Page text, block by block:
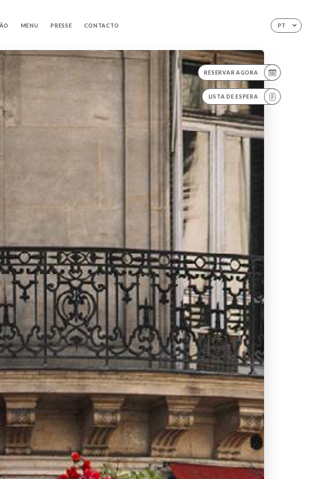
PT
MENU PRESSE CONTACTO
RESERVAR AGORA
LISTA DE ESPERA